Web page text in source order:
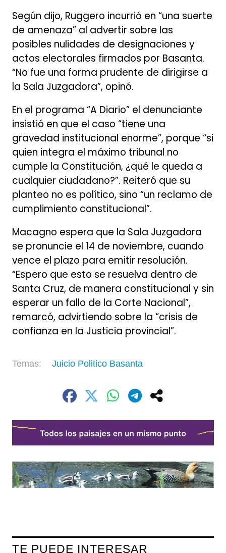
Según dijo, Ruggero incurrió en “una suerte
de amenaza” al advertir sobre las
posibles nulidades de designaciones y
actos electorales firmados por Basanta.
“No fue una forma prudente de dirigirse a
la Sala Juzgadora”, opinó.
En el programa “A Diario” el denunciante
insistió en que el caso “tiene una
gravedad institucional enorme”, porque “si
quien integra el máximo tribunal no
cumple la Constitución, ¿qué le queda a
cualquier ciudadano?”. Reiteró que su
planteo no es político, sino “un reclamo de
cumplimiento constitucional”.
Macagno espera que la Sala Juzgadora
se pronuncie el 14 de noviembre, cuando
vence el plazo para emitir resolución.
“Espero que esto se resuelva dentro de
Santa Cruz, de manera constitucional y sin
esperar un fallo de la Corte Nacional”,
remarcó, advirtiendo sobre la “crisis de
confianza en la Justicia provincial”.
Juicio Politico Basanta
TE PUEDE INTERESAR